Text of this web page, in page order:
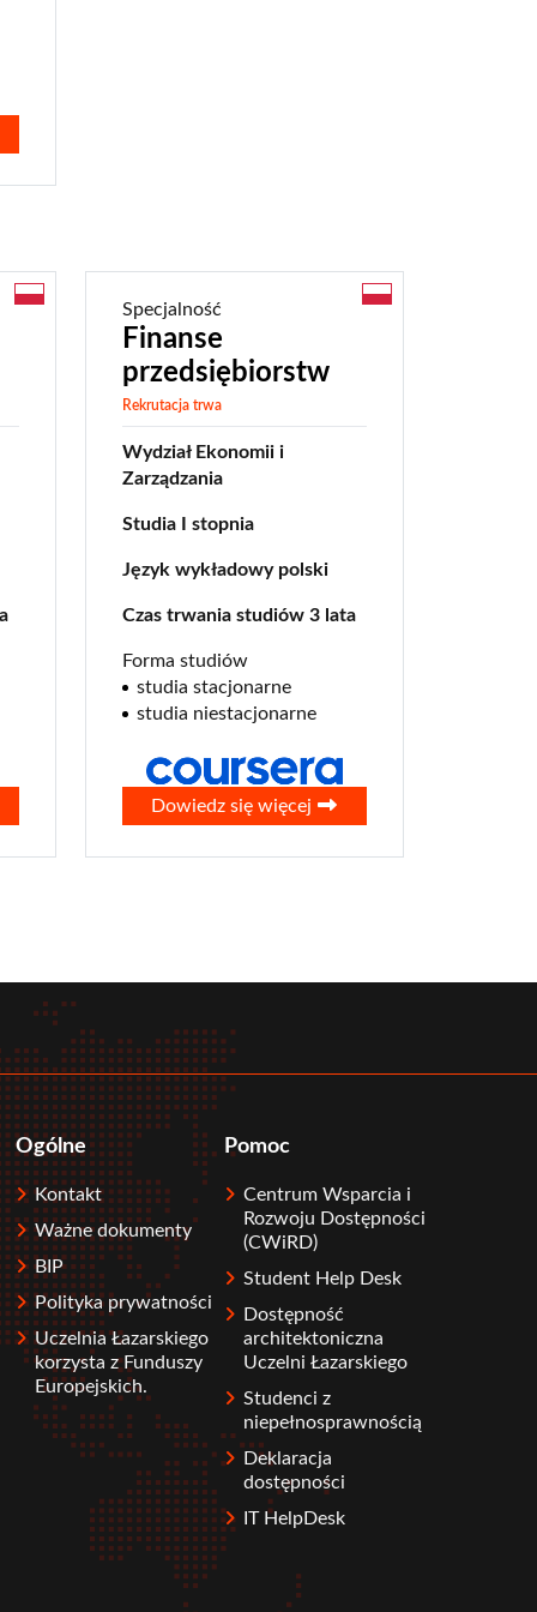
Specjalność
Finanse
przedsiębiorstw
Rekrutacja trwa
Wydział Ekonomii i
Zarządzania
Studia I stopnia
Język wykładowy polski
Czas trwania studiów 3 lata
Forma studiów
studia stacjonarne
studia niestacjonarne
Dowiedz się więcej
Ogólne
Kontakt
Ważne dokumenty
BIP
Polityka prywatności
Uczelnia Łazarskiego
korzysta z Funduszy
Europejskich.
Pomoc
Centrum Wsparcia i
Rozwoju Dostępności
(CWiRD)
Student Help Desk
Dostępność
architektoniczna
Uczelni Łazarskiego
Studenci z
niepełnosprawnością
Deklaracja
dostępności
IT HelpDesk